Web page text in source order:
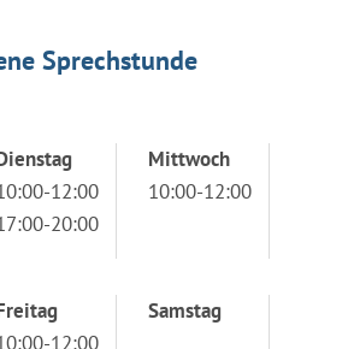
Sprechstunde
12:00
20:00
Mittwoch
10:00-12:00
12:00
Samstag